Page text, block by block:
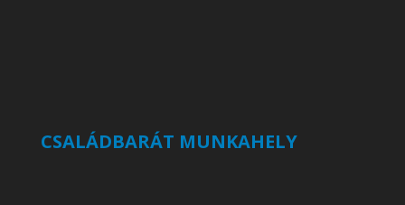
CSALÁDBARÁT MUNKAHELY